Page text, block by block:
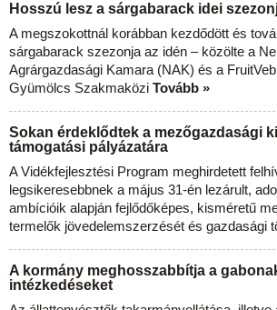
Hosszú lesz a sárgabarack idei
A megszokottnál korábban kezdődött és
sárgabarack szezonja az idén – közölte a
Agrárgazdasági Kamara (NAK) és a
Gyümölcs Szakmaközi Tovább »
Sokan érdeklődtek a mezőgazdasági
támogatási pályázatára
A Vidékfejlesztési Program meghirdetett
legsikeresebbnek a május 31-én lezárult,
ambícióik alapján fejlődőképes, kisméretű
termelők jövedelemszerzését és gazdasági
A kormány meghosszabbítja a
intézkedéseket